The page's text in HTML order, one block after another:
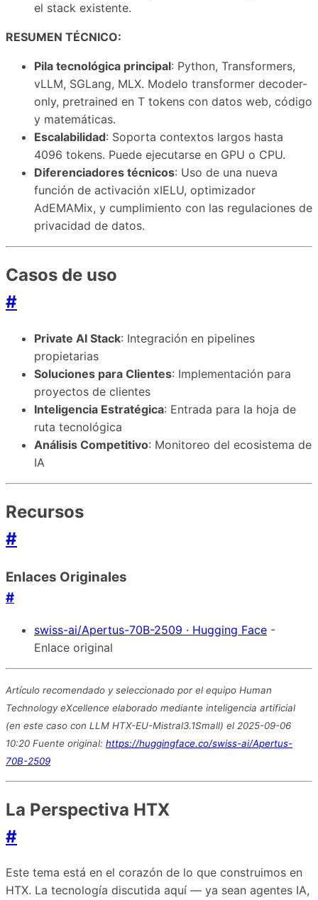
el stack existente.
RESUMEN TÉCNICO:
Pila tecnológica principal: Python, Transformers,
vLLM, SGLang, MLX. Modelo transformer decoder-
only, pretrained en T tokens con datos web, código
y matemáticas.
Escalabilidad: Soporta contextos largos hasta
4096 tokens. Puede ejecutarse en GPU o CPU.
Diferenciadores técnicos: Uso de una nueva
función de activación xIELU, optimizador
AdEMAMix, y cumplimiento con las regulaciones de
privacidad de datos.
Casos de uso
#
Private AI Stack: Integración en pipelines
propietarias
Soluciones para Clientes: Implementación para
proyectos de clientes
Inteligencia Estratégica: Entrada para la hoja de
ruta tecnológica
Análisis Competitivo: Monitoreo del ecosistema de
IA
Recursos
#
Enlaces Originales
#
swiss-ai/Apertus-70B-2509 · Hugging Face -
Enlace original
Artículo recomendado y seleccionado por el equipo Human
Technology eXcellence elaborado mediante inteligencia artificial
(en este caso con LLM HTX-EU-Mistral3.1Small) el 2025-09-06
10:20 Fuente original: https://huggingface.co/swiss-ai/Apertus-
70B-2509
La Perspectiva HTX
#
Este tema está en el corazón de lo que construimos en
HTX. La tecnología discutida aquí — ya sean agentes IA,